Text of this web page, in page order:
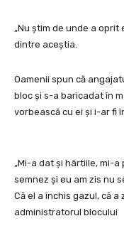
„Nu știm de unde a oprit
dintre aceștia.
Oamenii spun că
bloc și s-a baricadat în
vorbească cu ei și i-ar fi
„Mi-a dat și hârtiile, mi-
semnez și eu am zis nu
Că el a închis gazul, că
administratorul blocului